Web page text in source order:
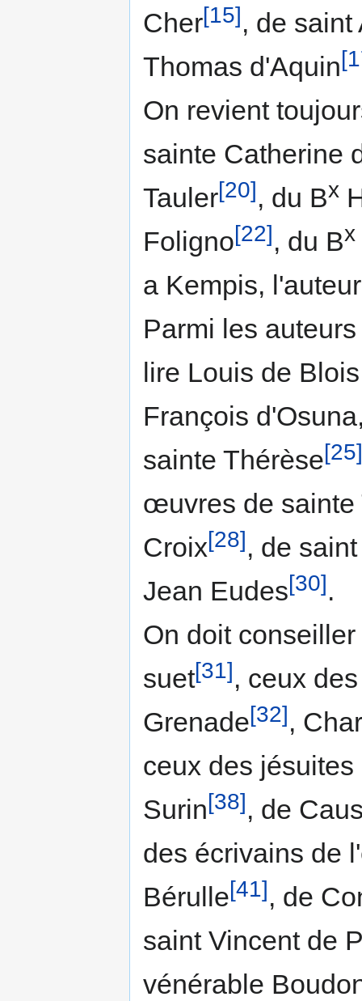
Cher[15], de saint
Thomas d'Aquin
On revient
sainte Catherine
Tauler[20], du Bx
Foligno[22], du Bx
a Kempis,
Parmi les
lire Louis de
François
sainte Thérèse[25]
œuvres de sainte
Croix[28], de
Jean Eudes[30].
On doit
suet[31], ceux
Grenade[32],
ceux des
Surin[38], de
des écrivains de
Bérulle[41], de
saint Vincent de
vénérable